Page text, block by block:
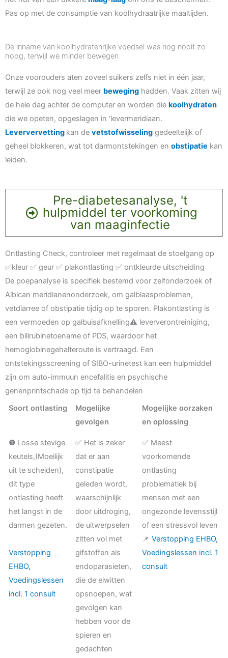
Pas op met de consumptie van koolhydraatrijke maaltijden.
De inname van koolhydratenrijke voedsel was nog nooit zo
hoog, terwijl we minder bewegen
Onze voorouders aten zoveel suikers zelfs niet in één jaar,
terwijl ze ook nog veel meer beweging hadden. Vaak zitten wij
de hele dag achter de computer en worden die koolhydraten
die we opeten, opgeslagen in ‘levermeridiaan.
Leververvetting kan de vetstofwisseling gedeeltelijk of
geheel blokkeren, wat tot darmontstekingen en obstipatie kan
leiden.
Pre-diabetesanalyse, 't
hulpmiddel ter voorkoming
van maaginfectie
Ontlasting Check, controleer met regelmaat de stoelgang op
✅kleur ✅ geur ✅ plakontlasting ✅ ontkleurde uitscheiding
De poepanalyse is specifiek bestemd voor zelfonderzoek of
Albican meridianenonderzoek, om galblaasproblemen,
vetdiarree of obstipatie tijdig op te sporen. Plakontlasting is
een vermoeden op galbuisafknelling⚠️ leververontreiniging,
een bilirubinetoename of PDS, waardoor het
hemoglobinegehalteroute is vertraagd. Een
ontstekingsscreening of SIBO-urinetest kan een hulpmiddel
zijn om auto-immuun encefalitis en psychische
genenprintschade op tijd te behandelen
Soort ontlasting
Mogelijke
gevolgen
Mogelijke oorzaken
en oplossing
❶ Losse stevige
keutels,(Moeilijk
uit te scheiden),
dit type
ontlasting heeft
het langst in de
darmen gezeten.
Verstopping
EHBO,
Voedingslessen
incl. 1 consult
✅ Het is zeker
dat er aan
constipatie
geleden wordt,
waarschijnlijk
door uitdroging,
de uitwerpselen
zitten vol met
gifstoffen als
endoparasieten,
die de eiwitten
opsnoepen, wat
gevolgen kan
hebben voor de
spieren en
gedachten
✅ Meest
voorkomende
ontlasting
problematiek bij
mensen met een
ongezonde levensstijl
of een stressvol leven
📌Verstopping EHBO,
Voedingslessen incl. 1
consult